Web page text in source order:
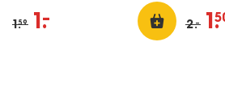
1.59 1.
– 2.– 1.